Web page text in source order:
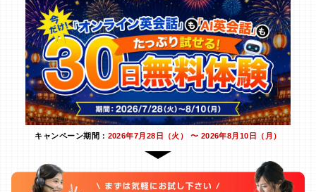
キャンペーン期間： 2026年7月28日（火） 〜 2026年8月10日（月）